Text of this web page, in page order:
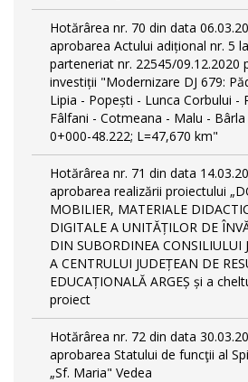
Hotărârea nr. 70 din data
aprobarea Actului adițional nr. 5
parteneriat nr. 22545/09.12.2020
investiții "Modernizare DJ 679:
Lipia - Popești - Lunca Corbului -
Fâlfani - Cotmeana - Malu - Bârla
0+000-48.222; L=47,670 km"
Hotărârea nr. 71 din data
aprobarea realizării proiectului
MOBILIER, MATERIALE
DIGITALE A UNITĂȚILOR DE
DIN SUBORDINEA CONSILIULUI
A CENTRULUI JUDEȚEAN DE
EDUCAȚIONALĂ ARGEȘ și a
proiect
Hotărârea nr. 72 din data
aprobarea Statului de funcţii al
„Sf. Maria" Vedea